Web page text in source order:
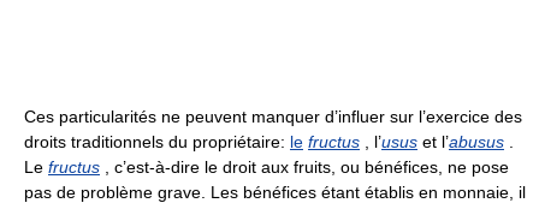
Ces particularités ne peuvent manquer d’influer sur l’exercice des
droits traditionnels du propriétaire: le fructus , l’usus et l’abusus
Le fructus , c’est-à-dire le droit aux fruits, ou bénéfices, ne pose
pas de problème grave. Les bénéfices étant établis en monnaie, il